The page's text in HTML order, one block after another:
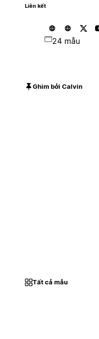
Liên kết
24 mẫu
Ghim bởi Calvin
Tất cả mẫu